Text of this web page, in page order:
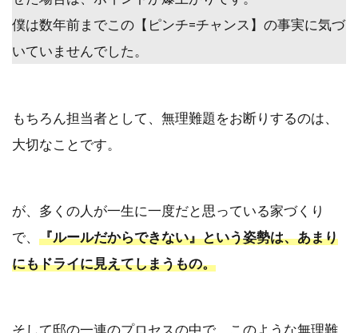
僕は数年前までこの【ピンチ=チャンス】の事実に気づ
いていませんでした。
もちろん担当者として、無理難題をお断りするのは、
大切なことです。
が、 多くの人が一生に一度だと思っている家づくり
で、 『ルールだからできない』という姿勢は、あまり
にもドライに見えてしまうもの。